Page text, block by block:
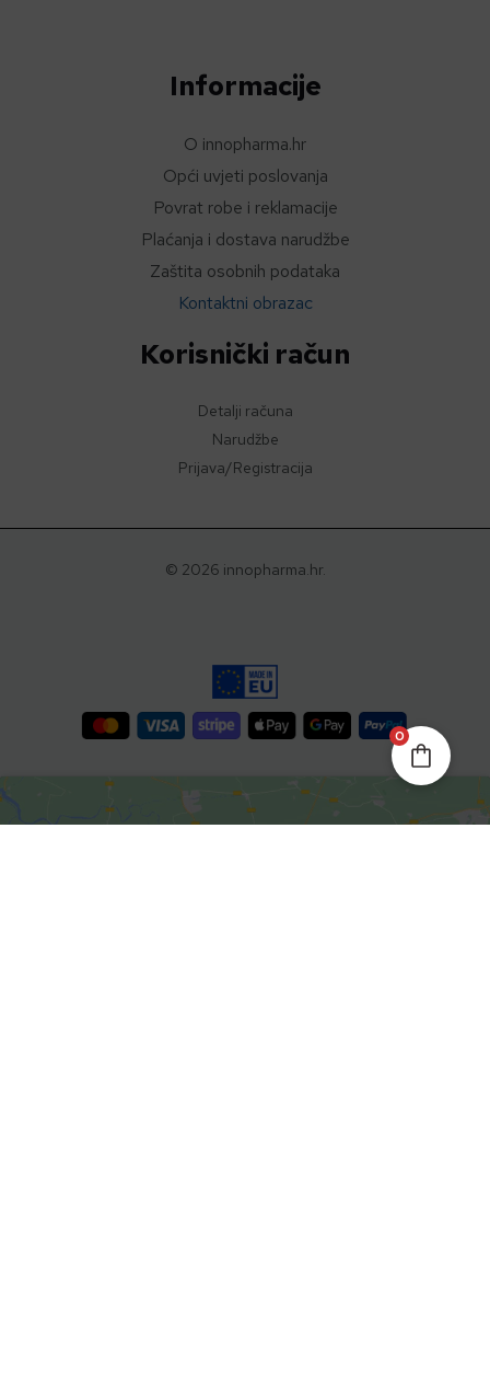
Informacije
O innopharma.hr
Opći uvjeti poslovanja
Povrat robe i reklamacije
Plaćanja i dostava narudžbe
Zaštita osobnih podataka
Kontaktni obrazac
Korisnički račun
Detalji računa
Narudžbe
Prijava/Registracija
© 2026 innopharma.hr.
0